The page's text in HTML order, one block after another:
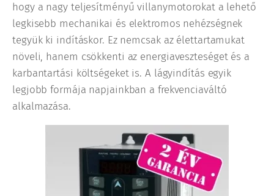
hogy a nagy teljesítményű villanymotorokat a lehető
legkisebb mechanikai és elektromos nehézségnek
tegyük ki indításkor. Ez nemcsak az élettartamukat
növeli, hanem csökkenti az energiaveszteséget és a
karbantartási költségeket is. A lágyindítás egyik
legjobb formája napjainkban a frekvenciaváltó
alkalmazása.